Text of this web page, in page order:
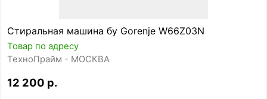
Стиральная машина бу Gorenje W66Z03N
Товар по адресу
ТехноПрайм - МОСКВА
12 200 р.